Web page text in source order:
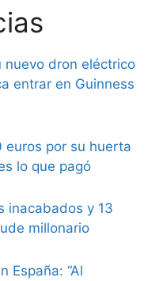
nuevo dron eléctrico
entrar en Guinness
por su huerta
lo que pagó
inacabados y 13
millonario
España: “Al